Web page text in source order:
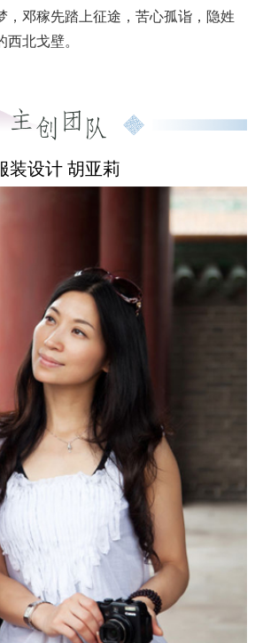
邓稼先踏上征途，苦心孤诣，隐姓
北戈壁。
一颗氢弹。
守离别时对丈夫的诺言——我支持
女和病重的婆婆，无怨无悔，痴情等
度重逢，而邓稼先由于长期遭受核
不回来治疗。既生而有限，便向死而
着锥心之痛，给国家留下了一份建议
，诠释出对祖国的“大爱”——生命
品格之纯净。
装设计 胡亚莉